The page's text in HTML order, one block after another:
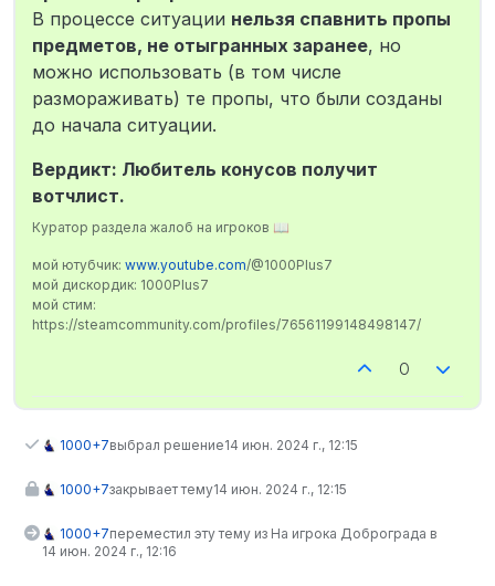
В процессе ситуации нельзя спавнить пропы
предметов, не отыгранных заранее, но
можно использовать (в том числе
размораживать) те пропы, что были созданы
до начала ситуации.
Вердикт: Любитель конусов получит
вотчлист.
Куратор раздела жалоб на игроков 📖
мой ютубчик: www.youtube.com/@1000Plus7
мой дискордик: 1000Plus7
мой стим:
https://steamcommunity.com/profiles/76561199148498147/
0
1000+7выбрал решение14 июн. 2024 г., 12:15
1000+7закрывает тему14 июн. 2024 г., 12:15
1000+7переместил эту тему из На игрока Доброграда в
14 июн. 2024 г., 12:16